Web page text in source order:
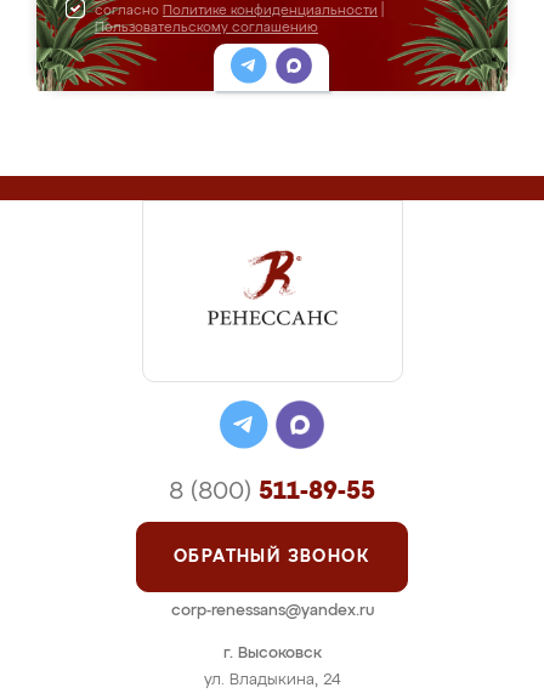
согласно Политике конфиденциальности
Пользовательскому соглашению
г. Высоковск
ул. Владыкина, 24
8 (800) 511-89-55
ОБРАТНЫЙ ЗВОНОК
corp-renessans@yandex.ru